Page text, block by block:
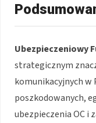
Ubezpieczeniowy
strategicznym
komunikacyjnych w
poszkodowanych,
ubezpieczenia OC i